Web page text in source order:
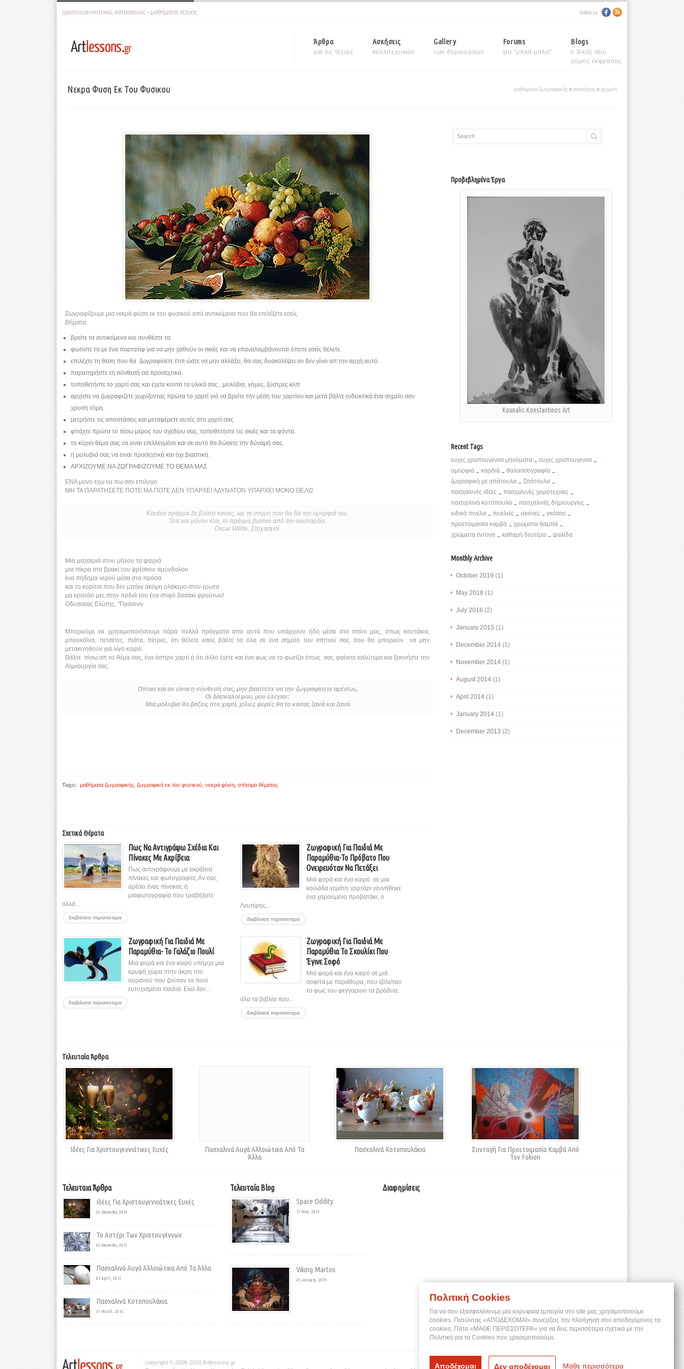
Πολιτική Cookies
Για να σου εξασφαλίσουμε μια κορυφαία εμπειρία στο site μας χρησιμοποιούμε
cookies. Πατώντας «ΑΠΟΔΕΧΟΜΑΙ» συνεχίζεις την πλοήγηση σου αποδεχόμενος τα
cookies. Πάτα «ΜΑΘΕ ΠΕΡΙΣΣΟΤΕΡΑ» για να δεις περισσότερα σχετικά με την
Πολιτική για τα Cookies που χρησιμοποιούμε.
Αποδέχομαι Δεν αποδέχομαι Μάθε περισσότερα
χριστουγεννιατικες κατασκευες - μαθήματα τέχνης Follow us:
Άρθρα
για τις τέχνες
Ασκήσεις
καλλιτεχνικών
Gallery
των δημιουργών
Forums
για "μπλα μπλα"
Blogs
ο δικός σου
χώρος έκφρασης
Νεκρα Φυση Εκ Του Φυσικου μαθήματα ζωγραφικής»ασκήσεις»αρχική
Ζωγραφίζουμε μια νεκρά φύση εκ του φυσικού από αντικείμενα που θα επιλέξετε εσείς.
Bήματα:
βρείτε τα αντικείμενα και συνθέστε τα.
φωτίστε τα με ένα πορτατίφ για να μην χαθούν οι σκιές και να επαναλαμβάνονται όποτε εσείς θέλετε.
επιλέχτε τη θέση που θα ζωγραφίσετε έτσι ώστε να μην αλλάξει, θα σας δυσκολέψει αν δεν γίνει απ την αρχή αυτό.
παρατηρήστε τη σύνθεσή σα προσεχτικά.
τοποθετήστε το χαρτί σας και έχετε κοντά τα υλικά σας , μολύβια, γόμες, ξύστρες κλπ.
αρχίστε να ζωγραφιζετε χωρίζοντας πρώτα το χαρτί γιά να βρείτε την μέση του χαρτίου και μετά βάλτε ενδεικτικά ένα σημείο σαν
χρυσή τόμη.
μετρήστε τις αποστάσεις και μεταφέρετε αυτές στο χαρτί σας
φτιάχτε πρώτα το πίσω μέρος του σχεδίου σας, τοποθετήστε τις σκιές και τα φόντα.
το κύριο θέμα σας να ειναι επιλλεγμένο και σε αυτό θα δώσετε την δύναμή σας.
η μολυβιά σας να ειναι προσεχτική και όχι βιαστική.
ΑΡΧΙΖΟΥΜΕ ΝΑ ΖΩΓΡΑΦΙΖΟΥΜΕ ΤΟ ΘΕΜΑ ΜΑΣ
ΕΝΑ μονο εχω να πω σαν επιλογο
ΜΗ ΤΑ ΠΑΡΑΤΗΣΕΤΕ ΠΟΤΕ ΜΑ ΠΟΤΕ ΔΕΝ ΥΠΑΡΧΕΙ ΑΔΥΝΑΤΟΝ ΥΠΑΡΧΕΙ ΜΟΝΟ ΘΕΛΩ
Κανένα πράγμα δε βλέπει κανεις, ως τη στιγμή που θα δει την ομορφιά του.
Τότε και μόνον τότε, το πράγμα βγαίνει από την ανυπαρξία.
Oscar Wilde, Στοχασμοί.
Μια μαχαιριά στου μήλου τα ψαχνά
μια πίκρα στο βρακί του φρέσκου αμύγδαλου
ένα πήδημα νερού μέσα στα πράσα
και το κορίτσι που δεν μπήκε ακόμη ολάκερο στον έρωτα
μα κρατάει μες στην ποδιά του ένα στιφό δασάκι φρούτων!
Οδυσσέας Ελύτης, "Πράσινο
Μπορούμε να χρησιμοποιήσουμε πάρα πολλά πράγματα απο αυτά που υπάρχουν ήδη μέσα στο σπίιτι μας, όπως κουτάκια,
μπουκάλια, πετσέτες, πιάτα, πέτρες, ότι θέλετε εσείς βάλτε τα όλα σε ενα σημείο του σπιτιού σας που θα μπορούν να μην
μετακινηθούν για λίγο καιρό.
Βάλτε πίσω απ το θέμα σας, ένα άσπρο χαρτί ή ότι άλλο έχετε και ένα φως να το φωτίζει όπως σας φαίνετε καλύτερα και ξεκινήστε την
δημιουργία σας.
Όποια και αν είναι η σύνθεσή σας, μην βιαστείτε να την ζωγραφίσετε αμέσως.
Οι δάσκαλοί μου, μου έλεγαν:
Μια μολυβιά θα βάζεις στο χαρτί, χίλιες φορές θα το κοιτάς ξανά και ξανά
Tags: μαθήματα ζωγραφικής ζωγραφική εκ του φυσικού νεκρά φύση στήσιμο θέματος
Σχετικά Θέματα
Πως Να Αντιγράψω Σχέδια Και
Πίνακες Με Ακρίβεια
Πως αντιγράφουμε με ακρίβεια
πίνακες και φωτογραφίες.Αν σας
αρέσει ένας πίνακας ή
μιαφωτογραφία που τραβήξατε
αλλά...
διαβάσετε περισσοτερα
Ζωγραφική Για Παιδιά Με
Παραμύθια-Το Πρόβατο Που
Ονειρευόταν Να Πετάξει
Μιά φορά και ένα καιρό σε μια
κοιλάδα γεμάτη χορτάρι γεννήθηκε
ένα χαρούμενο προβατάκι, ο
Λευτέρης...
διαβάσετε περισσοτερα
Ζωγραφική Για Παιδιά Με
Παραμύθια- Το Γαλάζιο Πουλί
Μιά φορά και ένα καιρό υπήρχε μια
κρυφή χώρα στην άκρη του
ουρανού που ζούσαν τα ποιό
ευτυχισμένα παιδιά. Εκεί δεν...
διαβάσετε περισσοτερα
Ζωγραφική Για Παιδιά Με
Παραμύθια Το Σκουλίκι Που
Έγινε Σοφό
Μιά φορά και ένα καιρό σε μιά
σοφίτα με παράθυρα, που έβλεπαν
το φως του φεγγαριού τα βράδυα,
όλα τα βιβλία που...
διαβάσετε περισσοτερα
Search
Προβεβλημένα Έργα
Kounalis Konstantinos Art
Recent Tags
ευχες χριστουγεννα μηνύματα - ευχες χριστουγεννα -
ομορφιά - καρδιά - θαλασσογραφία -
ζωγραφική με σπάτουλα - Σπάτουλα -
πασχαλινές ιδέες - πασχαλινές χειροτεχνίες -
πασχαλινά κοτόπουλα - πασχαλινές δημιουργίες -
ειδικά πινέλα - πινελιές - εικόνες - γκέσσο -
προετοιμασία καμβά - χρώματα θαμπά -
χρώματα έντονα - καθαρή δευτέρα - ψαλίδα
Monthly Archive
October 2019 (1)
May 2018 (1)
July 2016 (2)
January 2015 (1)
December 2014 (1)
November 2014 (1)
August 2014 (1)
April 2014 (1)
January 2014 (1)
December 2013 (2)
Τελευταία Άρθρα
Ιδέες Για Χριστουγεννιάτικες Ευχές
Πασχαλινά Αυγά Αλλοιώτικα Από Τα
Άλλα
Πασχαλινά Κοτοπουλάκια
Συνταγή Για Προετοιμασία Καμβά Από
Τον Fokion
Τελευταια Άρθρα
Ιδέες Για Χριστουγεννιάτικες Ευχές
03 December, 2014
Το Αστέρι Των Χριστουγέννων
03 December, 2013
Πασχαλινά Αυγά Αλλοιώτικα Από Τα Άλλα
01 April, 2013
Πασχαλινά Κοτοπουλάκια
31 March, 2013
Τελευταία Blog
Space Oddity
13 May, 2013
Viking Martini
25 January, 2013
Διαφημίσεις
copyright © 2006-2026 Artlessons.gr
Follow us: